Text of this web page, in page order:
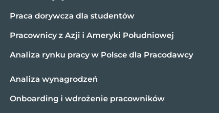
Praca dorywcza dla studentów
Pracownicy z Azji i Ameryki Południowej
Analiza rynku pracy w Polsce dla Pracodawcy
Analiza wynagrodzeń
Onboarding i wdrożenie pracowników